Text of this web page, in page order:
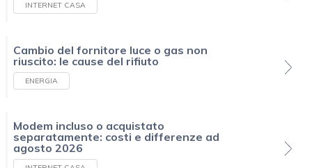
INTERNET CASA
Cambio del fornitore luce o gas non
riuscito: le cause del rifiuto
ENERGIA
Modem incluso o acquistato
separatamente: costi e differenze ad
agosto 2026